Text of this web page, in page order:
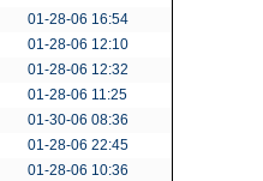
01-28-06 16:54
01-28-06 12:10
01-28-06 12:32
01-28-06 11:25
01-30-06 08:36
01-28-06 22:45
01-28-06 10:36